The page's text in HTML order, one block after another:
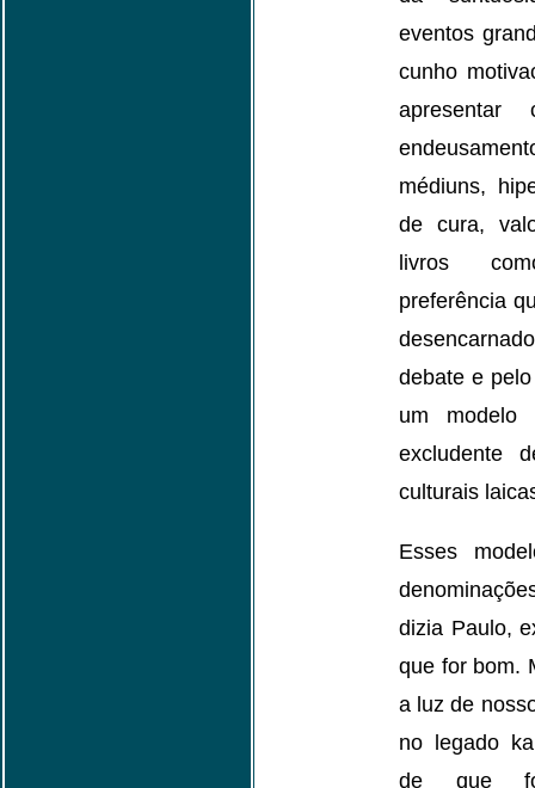
eventos
cunho
médiuns,
de cura,
livros
preferência
debate e
um modelo
excludente
culturais
Esses
dizia Paulo,
que for bom.
a luz de
no legado
de que